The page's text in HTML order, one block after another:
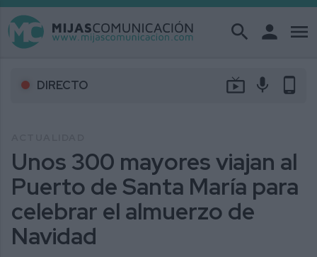
search person menu
DIRECTO live_tv mic phone_android
Unos 300 mayores viajan al
Puerto de Santa María para
celebrar el almuerzo de
Navidad